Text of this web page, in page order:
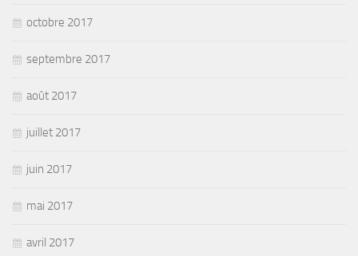
octobre 2017
septembre 2017
août 2017
juillet 2017
juin 2017
mai 2017
avril 2017